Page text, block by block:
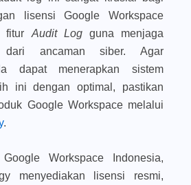
lisensi Google Workspace
fitur Audit Logguna menjaga
dari ancaman siber. Agar
dapat menerapkan sistem
ini dengan optimal, pastikan
Google Workspace melalui
.
Workspace Indonesia,
menyediakan lisensi resmi,